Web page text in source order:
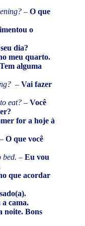
– O que
o
dia?
meu quarto.
Tem alguma
– Vai fazer
eat? – Você
for a hoje à
– O que você
bed. – Eu vou
que acordar
cama.
noite. Bons